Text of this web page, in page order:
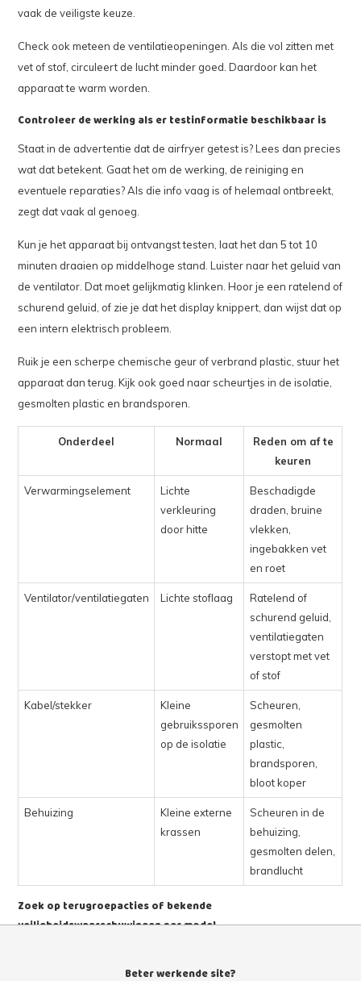
vaak de veiligste keuze.
Check ook meteen de ventilatieopeningen. Als die vol zitten met
vet of stof, circuleert de lucht minder goed. Daardoor kan het
apparaat te warm worden.
Controleer de werking als er testinformatie beschikbaar is
Staat in de advertentie dat de airfryer getest is? Lees dan precies
wat dat betekent. Gaat het om de werking, de reiniging en
eventuele reparaties? Als die info vaag is of helemaal ontbreekt,
zegt dat vaak al genoeg.
Kun je het apparaat bij ontvangst testen, laat het dan 5 tot 10
minuten draaien op middelhoge stand. Luister naar het geluid van
de ventilator. Dat moet gelijkmatig klinken. Hoor je een ratelend of
schurend geluid, of zie je dat het display knippert, dan wijst dat op
een intern elektrisch probleem.
Ruik je een scherpe chemische geur of verbrand plastic, stuur het
apparaat dan terug. Kijk ook goed naar scheurtjes in de isolatie,
gesmolten plastic en brandsporen.
Onderdeel Normaal
Reden om af te
keuren
Verwarmingselement
Lichte
verkleuring
door hitte
Beschadigde
draden, bruine
vlekken,
ingebakken vet
en roet
Ventilator/ventilatiegaten Lichte stoflaag
Ratelend of
schurend geluid,
ventilatiegaten
verstopt met vet
of stof
Kabel/stekker
Kleine
gebruikssporen
op de isolatie
Scheuren,
gesmolten
plastic,
brandsporen,
bloot koper
Behuizing
Kleine externe
krassen
Scheuren in de
behuizing,
gesmolten delen,
brandlucht
Zoek op terugroepacties of bekende
veiligheidswaarschuwingen per model
het nu. Zoek op het merk en modelnummer samen met "recall" of
Beter werkende site?